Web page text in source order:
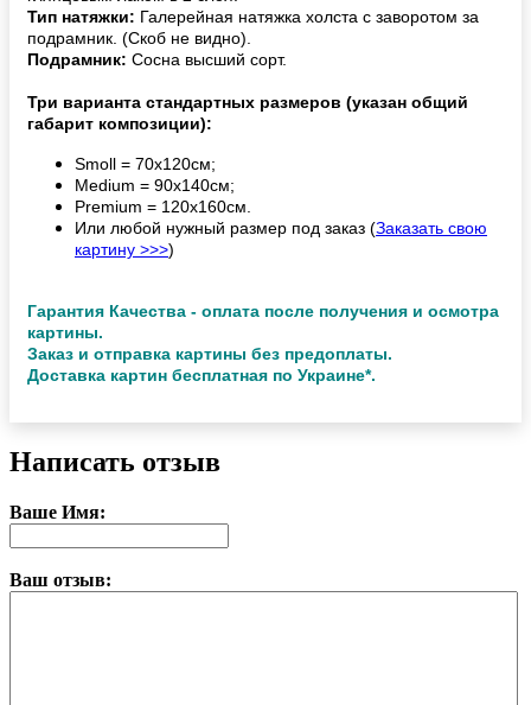
Тип натяжки: Галерейная натяжка холста с заворотом за
подрамник. (Скоб не видно).
Подрамник: Сосна высший сорт.
Три варианта стандартных размеров (указан общий
габарит композиции):
Smoll = 70х120см;
Medium = 90х140см;
Premium = 120х160см.
Или любой нужный размер под заказ (Заказать свою
картину >>>)
Гарантия Качества - оплата после получения и осмотра
картины.
Заказ и отправка картины без предоплаты.
Доставка картин бесплатная по Украине*.
Написать отзыв
Ваше Имя:
Ваш отзыв: